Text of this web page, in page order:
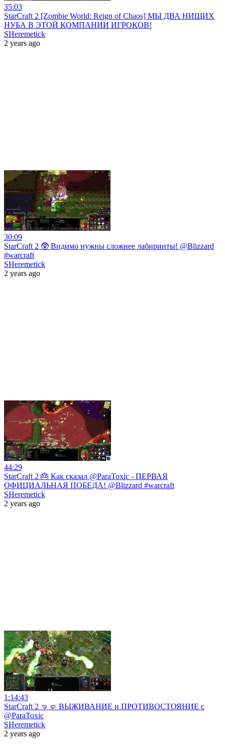
35:03
StarCraft 2 [Zombie World: Reign of Chaos] МЫ ДВА НИЩИХ
НУБА В ЭТОЙ КОМПАНИИ ИГРОКОВ!
SHeremetick
2 years ago
30:09
StarCraft 2 🥸 Видимо нужны сложнее лабиринты! @Blizzard
#warcraft
SHeremetick
2 years ago
44:29
StarCraft 2 🎂 Как сказал @ParaToxic - ПЕРВАЯ
ОФИЦИАЛЬНАЯ ПОБЕДА! @Blizzard #warcraft
SHeremetick
2 years ago
1:14:43
StarCraft 2 🤜🤛 ВЫЖИВАНИЕ и ПРОТИВОСТОЯНИЕ с
@ParaToxic
SHeremetick
2 years ago